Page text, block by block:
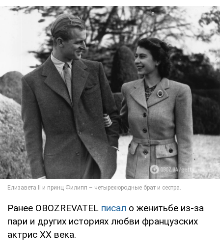
Ранее OBOZREVATEL писал о женитьбе из-за
пари и других историях любви французских
актрис ХХ века.